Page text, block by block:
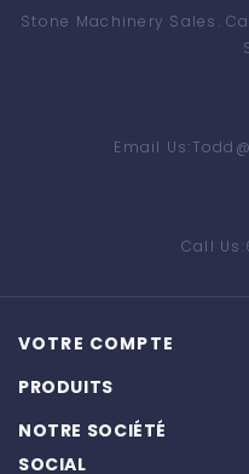
Stone Machinery Sales .
Email Us:
Call Us:
VOTRE COMPTE
PRODUITS
NOTRE SOCIÉTÉ
SOCIAL